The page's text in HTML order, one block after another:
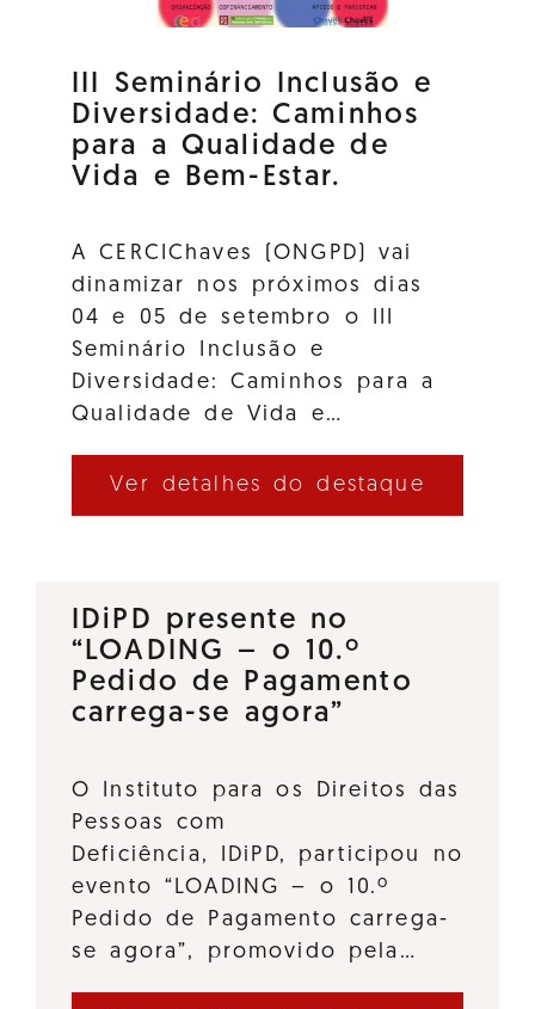
III Seminário Inclusão e
Diversidade: Caminhos
para a Qualidade de
Vida e Bem-Estar.
A CERCIChaves (ONGPD) vai
dinamizar nos próximos dias
04 e 05 de setembro o III
Seminário Inclusão e
Diversidade: Caminhos para a
Qualidade de Vida e…
Ver detalhes do destaque
IDiPD presente no
“LOADING – o 10.º
Pedido de Pagamento
carrega-se agora”
O Instituto para os Direitos das
Pessoas com
Deficiência, IDiPD, participou no
evento “LOADING – o 10.º
Pedido de Pagamento carrega-
se agora”, promovido pela…